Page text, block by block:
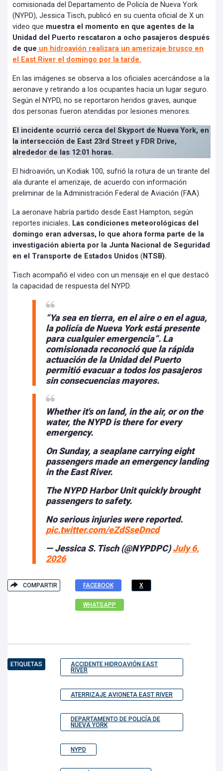
comisionada del Departamento de Policía de Nueva York
(NYPD), Jessica Tisch, publicó en su cuenta oficial de X un
video que muestra el momento en que agentes de la
Unidad del Puerto rescataron a ocho pasajeros después
de que un hidroavión realizara un amerizaje brusco en
el East River el domingo por la tarde.
En las imágenes se observa a los oficiales acercándose a la
aeronave y retirando a los ocupantes hacia un lugar seguro.
Según el NYPD, no se reportaron heridos graves, aunque
dos personas fueron atendidas por lesiones menores.
El incidente ocurrió cerca del Skyport de Nueva York, en
la intersección de East 23rd Street y FDR Drive,
alrededor de las 12:01 horas.
El hidroavión, un Kodiak 100, sufrió la rotura de un tirante del
ala durante el amerizaje, de acuerdo con información
preliminar de la Administración Federal de Aviación (FAA).
La aeronave habría partido desde East Hampton, según
reportes iniciales. Las condiciones meteorológicas del
domingo eran adversas, lo que ahora forma parte de la
investigación abierta por la Junta Nacional de Seguridad
en el Transporte de Estados Unidos ( NTSB).
Tisch acompañó el video con un mensaje en el que destacó
la capacidad de respuesta del NYPD.
“Ya sea en tierra, en el aire o en el agua,
la policía de Nueva York está presente
para cualquier emergencia”. La
comisionada reconoció que la rápida
actuación de la Unidad del Puerto
permitió evacuar a todos los pasajeros
sin consecuencias mayores.
Whether it's on land, in the air, or on the
water, the NYPD is there for every
emergency.
On Sunday, a seaplane carrying eight
passengers made an emergency landing
in the East River.
The NYPD Harbor Unit quickly brought
passengers to safety.
No serious injuries were reported.
pic.twitter.com/eZdSseDncd
— Jessica S. Tisch (@NYPDPC)July 6,
2026
COMPARTIR FACEBOOK X
WHATSAPP
ETIQUETAS
ACCIDENTE HIDROAVIÓN EAST
RIVER
ATERRIZAJE AVIONETA EAST RIVER
DEPARTAMENTO DE POLICÍA DE
NUEVA YORK
NYPD